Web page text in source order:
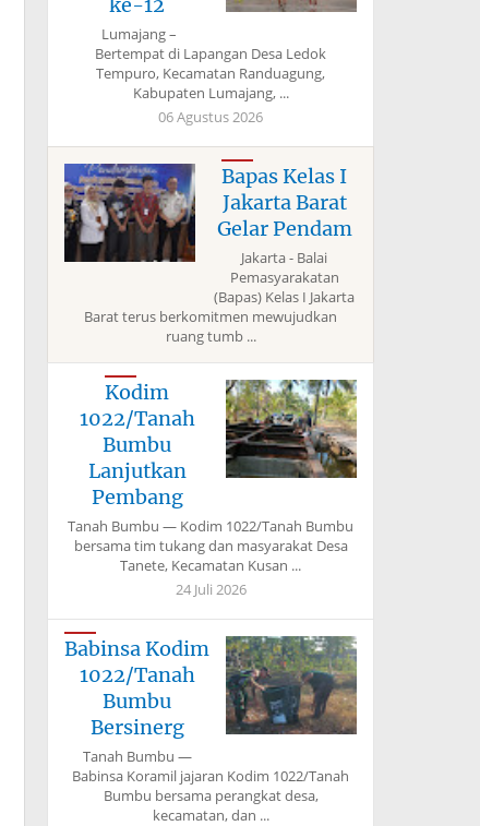
Lumajang –
Bertempat di Lapangan Desa Ledok
Tempuro, Kecamatan Randuagung,
Kabupaten Lumajang, ...
06 Agustus 2026
Bapas Kelas I
Jakarta Barat
Gelar Pendam
Jakarta - Balai
Pemasyarakatan
(Bapas) Kelas I Jakarta
Barat terus berkomitmen mewujudkan
ruang tumb ...
Kodim
1022/Tanah
Bumbu
Lanjutkan
Pembang
Tanah Bumbu — Kodim 1022/Tanah Bumbu
bersama tim tukang dan masyarakat Desa
Tanete, Kecamatan Kusan ...
24 Juli 2026
Babinsa Kodim
1022/Tanah
Bumbu
Bersinerg
Tanah Bumbu —
Babinsa Koramil jajaran Kodim 1022/Tanah
Bumbu bersama perangkat desa,
kecamatan, dan ...